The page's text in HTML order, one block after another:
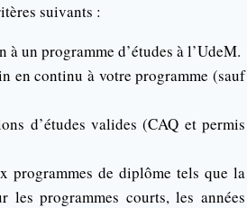
suivants :
un programme d’études à l’UdeM.
en continu à votre programme (sauf
d’études valides (CAQ et permis
programmes de diplôme tels que la
programmes courts, les années